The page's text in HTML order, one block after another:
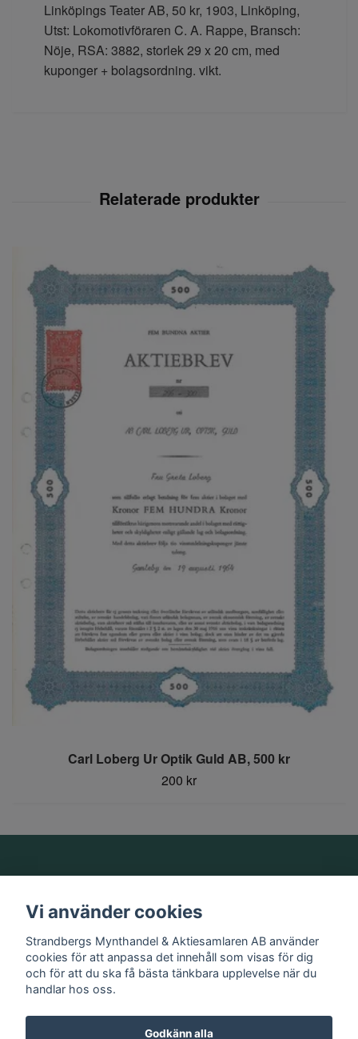
Linköpings Teater AB, 50 kr, 1903, Linköping,
Utst: Lokomotivföraren C. A. Rappe, Bransch:
Nöje, RSA: 3882, storlek 29 x 20 cm, med
kuponger + bolagsordning. vikt.
Carl Loberg Ur Optik Guld AB, 500 kr
200 kr
Information
Sociala medier
Vi använder cookies
Strandbergs Mynthandel & Aktiesamlaren AB använder
cookies för att anpassa det innehåll som visas för dig
och för att du ska få bästa tänkbara upplevelse när du
handlar hos oss.
Godkänn alla